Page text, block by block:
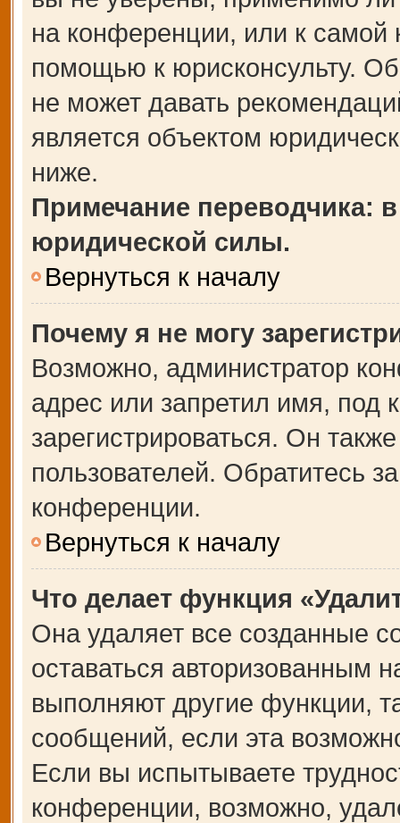
на конференции, или к самой
помощью к юрисконсульту.
не может давать
является объектом
ниже.
Примечание переводчика:
юридической силы.
Вернуться к началу
Почему я не могу
Возможно, администратор
адрес или запретил имя, под
зарегистрироваться. Он
пользователей. Обратитесь
конференции.
Вернуться к началу
Что делает функция
Она удаляет все созданные
оставаться авторизованным
выполняют другие функции,
сообщений, если эта
Если вы испытываете
конференции, возможно,